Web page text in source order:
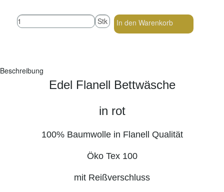
Stk In den Warenkorb
Beschreibung
Edel Flanell Bettwäsche
in rot
100% Baumwolle in Flanell Qualität
Öko Tex 100
mit Reißverschluss